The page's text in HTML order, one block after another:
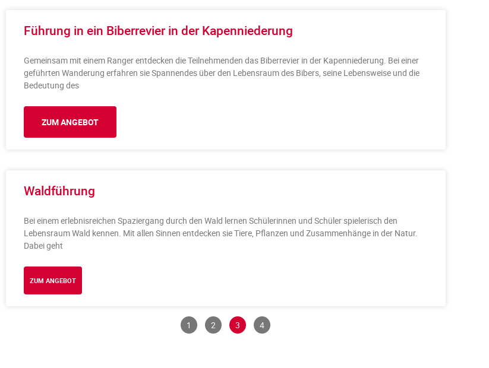
Führung in ein Biberrevier in der Kapenniederung
Gemeinsam mit einem Ranger entdecken die Teilnehmenden das Biberrevier in der Kapenniederung. Bei einer
geführten Wanderung erfahren sie Spannendes über den Lebensraum des Bibers, seine Lebensweise und die
Bedeutung des
ZUM ANGEBOT
Waldführung
Bei einem erlebnisreichen Spaziergang durch den Wald lernen Schülerinnen und Schüler spielerisch den
Lebensraum Wald kennen. Mit allen Sinnen entdecken sie Tiere, Pflanzen und Zusammenhänge in der Natur.
Dabei geht
ZUM ANGEBOT
1 2 3 4